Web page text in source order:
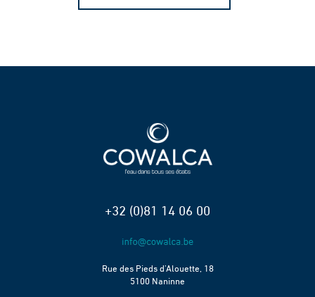
+32 (0)81 14 06 00
Rue des Pieds d’Alouette, 18
5100 Naninne